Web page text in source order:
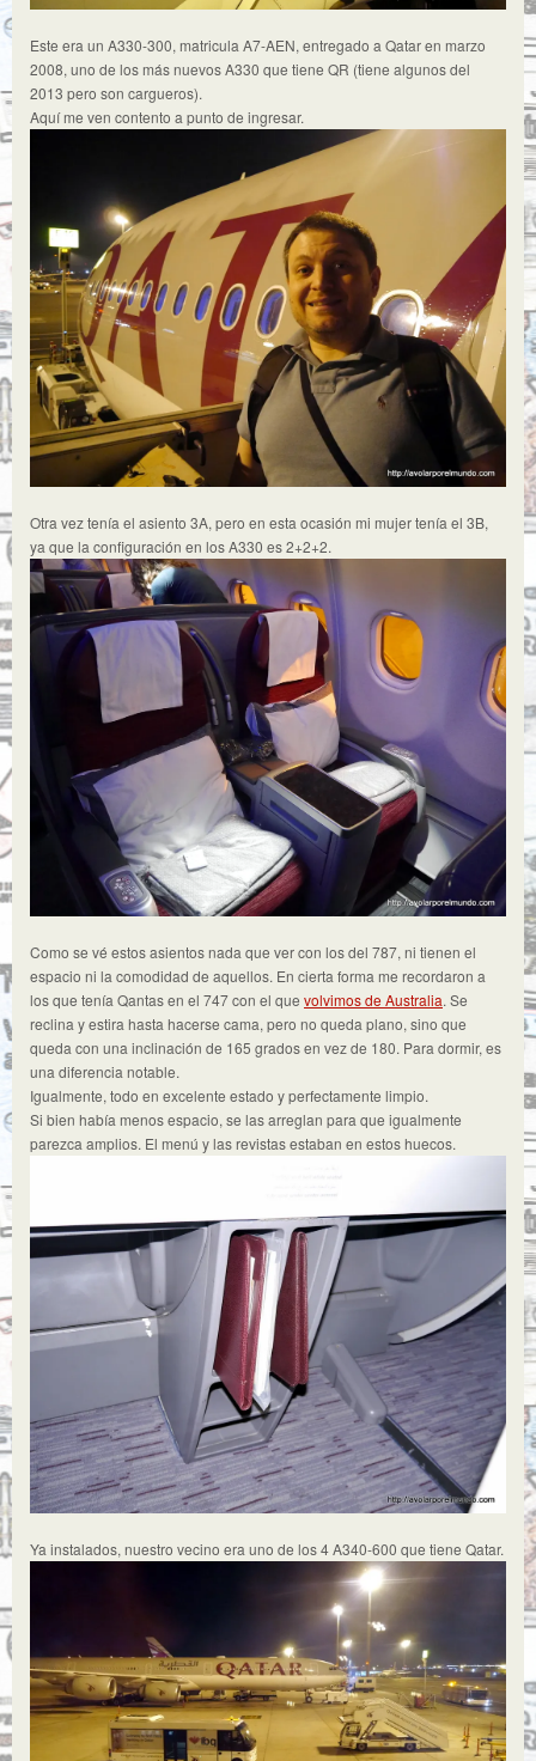
Este era un A330-300, matricula A7-AEN, entregado a Qatar en marzo
2008, uno de los más nuevos A330 que tiene QR (tiene algunos del
2013 pero son cargueros).
Aquí me ven contento a punto de ingresar.
Otra vez tenía el asiento 3A, pero en esta ocasión mi mujer tenía el 3B,
ya que la configuración en los A330 es 2+2+2.
Como se vé estos asientos nada que ver con los del 787, ni tienen el
espacio ni la comodidad de aquellos. En cierta forma me recordaron a
los que tenía Qantas en el 747 con el que volvimos de Australia. Se
reclina y estira hasta hacerse cama, pero no queda plano, sino que
queda con una inclinación de 165 grados en vez de 180. Para dormir, es
una diferencia notable.
Igualmente, todo en excelente estado y perfectamente limpio.
Si bien había menos espacio, se las arreglan para que igualmente
parezca amplios. El menú y las revistas estaban en estos huecos.
Ya instalados, nuestro vecino era uno de los 4 A340-600 que tiene Qatar.